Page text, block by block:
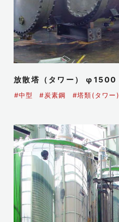
放散塔（タワー） φ1500
#中型 #炭素鋼 #塔類(タワー)